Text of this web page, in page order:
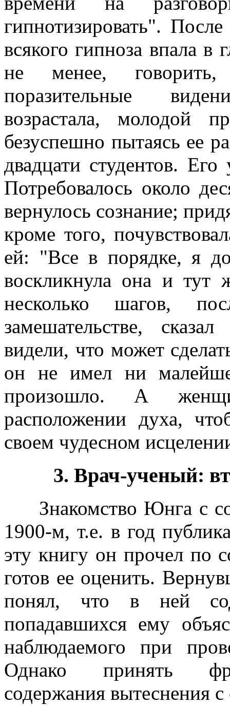
гипнотизировать".
всякого гипноза впала в
не менее,
поразительные
возрастала, молодой
безуспешно пытаясь ее
двадцати студентов.
Потребовалось около
вернулось сознание;
кроме того,
ей: "Все в порядке, я
воскликнула она и тут
несколько шагов,
замешательстве,
видели, что может
он не имел ни
произошло. А
расположении духа,
своем чудесном
3. Врач-ученый:
Знакомство Юнга с
1900-м, т.е. в год
эту книгу он прочел по
готов ее оценить.
понял, что в ней
попадавшихся ему
наблюдаемого при
Однако принять
содержания вытеснения